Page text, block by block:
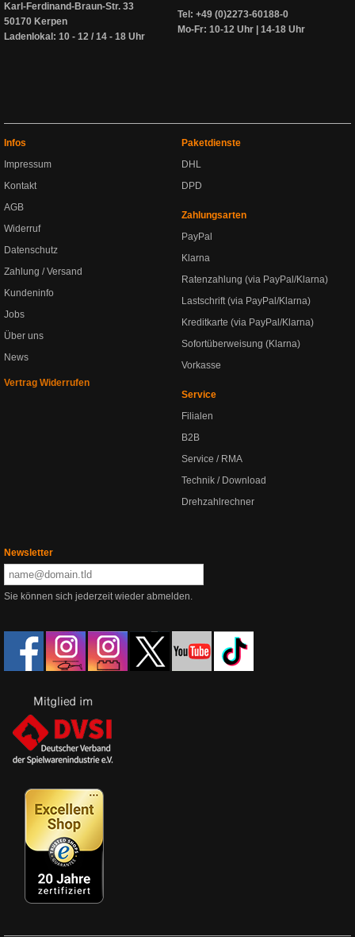
Karl-Ferdinand-Braun-Str. 33
50170 Kerpen
Ladenlokal: 10 - 12 / 14 - 18 Uhr
Tel: +49 (0)2273-60188-0
Mo-Fr: 10-12 Uhr | 14-18 Uhr
Infos
Impressum
Kontakt
AGB
Widerruf
Datenschutz
Zahlung / Versand
Kundeninfo
Jobs
Über uns
News
Vertrag Widerrufen
Paketdienste
DHL
DPD
Zahlungsarten
PayPal
Klarna
Ratenzahlung (via PayPal/Klarna)
Lastschrift (via PayPal/Klarna)
Kreditkarte (via PayPal/Klarna)
Sofortüberweisung (Klarna)
Vorkasse
Service
Filialen
B2B
Service / RMA
Technik / Download
Drehzahlrechner
Newsletter
Sie können sich jederzeit wieder abmelden.